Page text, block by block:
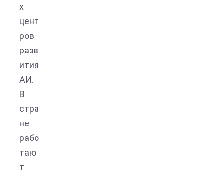
х
цент
ров
разв
ития
АИ.
В
стра
не
рабо
таю
т